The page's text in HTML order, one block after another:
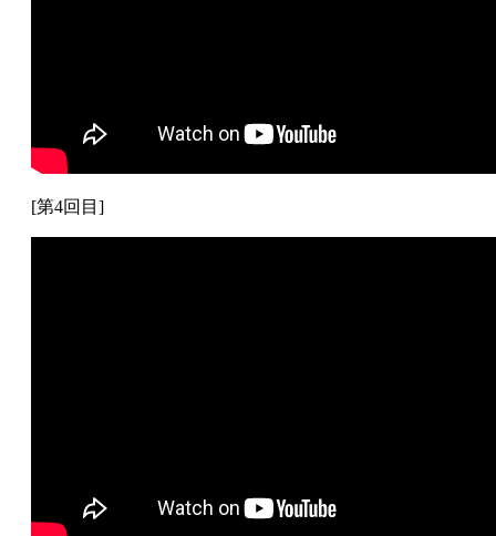
[第4回目]